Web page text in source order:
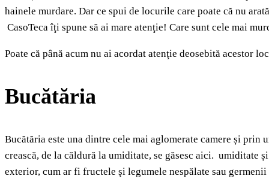
hainele murdare. Dar ce spui de locurile care poate că nu
CasoTeca îţi spune să ai mare atenţie! Care sunt cele mai
Poate că până acum nu ai acordat atenţie deosebită acestor
Bucătăria
Bucătăria este una dintre cele mai aglomerate camere și prin
crească, de la căldură la umiditate, se găsesc aici. umiditate
exterior, cum ar fi fructele şi legumele nespălate sau